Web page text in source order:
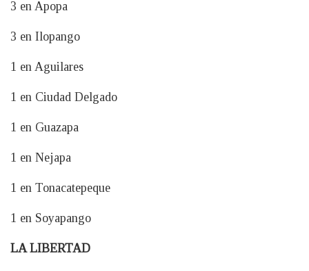
3 en Apopa
3 en Ilopango
1 en Aguilares
1 en Ciudad Delgado
1 en Guazapa
1 en Nejapa
1 en Tonacatepeque
1 en Soyapango
LA LIBERTAD